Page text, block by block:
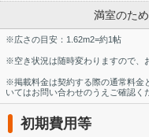
満室のた
※広さの目安：1.62m2=約1帖
※空き状況は随時変わりますので、
※掲載料金は契約する際の通常料金
いてはお問い合わせのうえご確認く
初期費用等